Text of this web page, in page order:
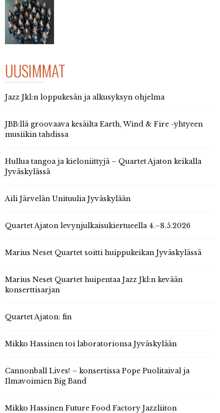
UUSIMMAT
Jazz Jkl:n loppukesän ja alkusyksyn ohjelma
JBB:llä groovaava kesäilta Earth, Wind & Fire -yhtyeen
musiikin tahdissa
Hullua tangoa ja kieloniittyjä – Quartet Ajaton keikalla
Jyväskylässä
Aili Järvelän Unituulia Jyväskylään
Quartet Ajaton levynjulkaisukiertueella 4.–8.5.2026
Marius Neset Quartet soitti huippukeikan Jyväskylässä
Marius Neset Quartet huipentaa Jazz Jkl:n kevään
konserttisarjan
Quartet Ajaton: fin
Mikko Hassinen toi laboratorionsa Jyväskylään
Cannonball Lives! – konsertissa Pope Puolitaival ja
Ilmavoimien Big Band
Mikko Hassinen Future Food Factory Jazzliiton